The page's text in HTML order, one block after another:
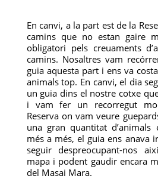
En canvi, a la part est de la
camins que no estan gaire
obligatori pels creuaments
camins. Nosaltres vam
guia aquesta part i ens va
animals top. En canvi, el dia
un guia dins el nostre cotxe
i vam fer un recorregut
Reserva on vam veure
una gran quantitat d’animals
més a més, el guia ens anava
seguir despreocupant-nos
mapa i podent gaudir encara
del Masai Mara.